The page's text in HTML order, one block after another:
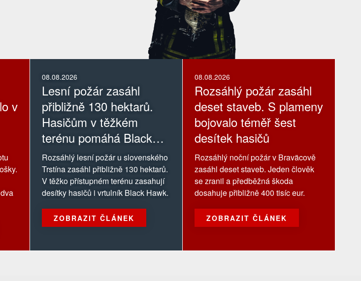
08.08.2026
Lesní požár zasáhl
přibližně 130 hektarů.
Hasičům v těžkém
terénu pomáhá Black
Hawk
Rozsáhlý lesní požár u slovenského
Trstína zasáhl přibližně 130 hektarů.
V těžko přístupném terénu zasahují
desítky hasičů i vrtulník Black Hawk.
ZOBRAZIT ČLÁNEK
08.08.2026
Rozsáhlý požár zasáhl
deset staveb. S plameny
bojovalo téměř šest
desítek hasičů
Rozsáhlý noční požár v Braväcově
zasáhl deset staveb. Jeden člověk
se zranil a předběžná škoda
dosahuje přibližně 400 tisíc eur.
ZOBRAZIT ČLÁNEK
v